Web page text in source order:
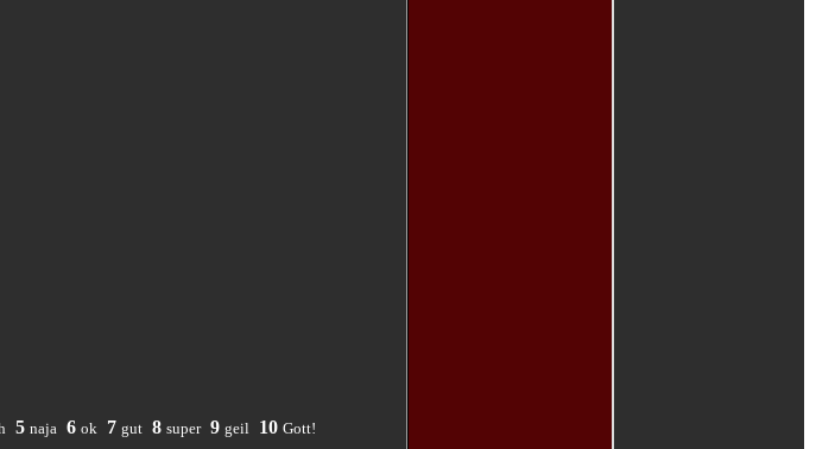
5 naja 6 ok 7 gut 8 super 9 geil 10 Gott!